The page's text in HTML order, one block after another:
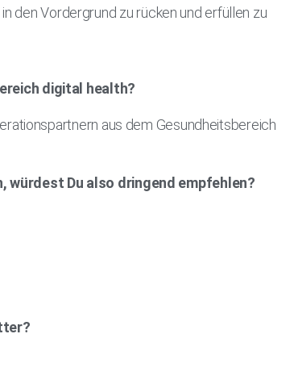
den Vordergrund zu rücken und erfüllen zu
digital health?
aus dem Gesundheitsbereich
würdest Du also dringend empfehlen?